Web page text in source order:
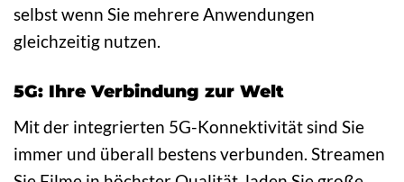
selbst wenn Sie mehrere Anwendungen
gleichzeitig nutzen.
5G: Ihre Verbindung zur Welt
Mit der integrierten 5G-Konnektivität sind Sie
immer und überall bestens verbunden. Streamen